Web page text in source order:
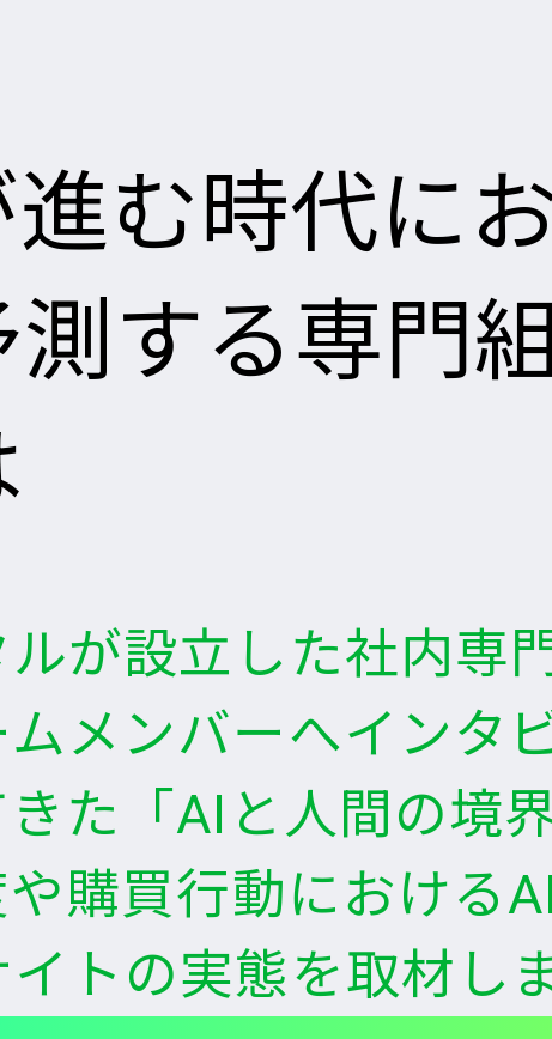
む時代に
する専門
が設立した社内専
メンバーへインタ
た「AIと人間の境
購買行動における
トの実態を取材し